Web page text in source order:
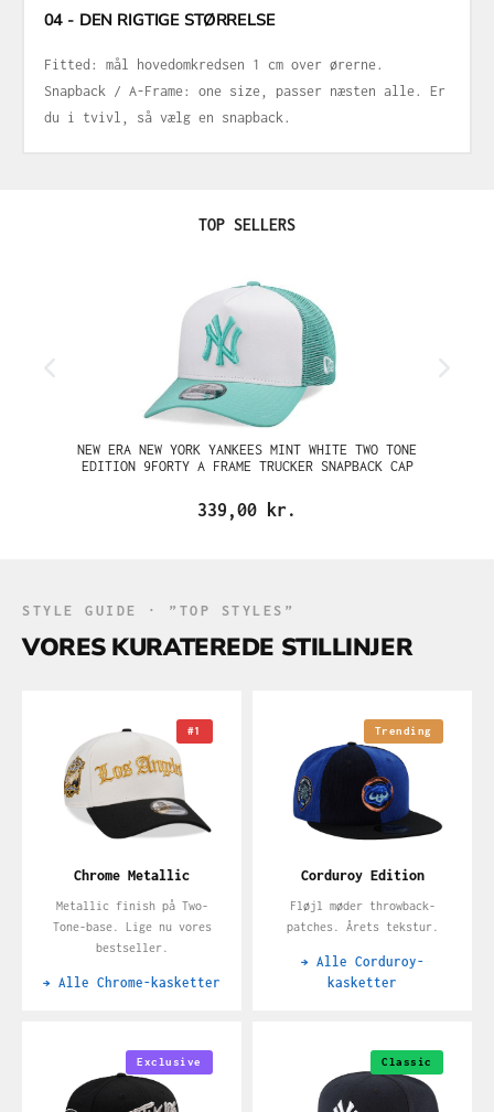
04 - DEN RIGTIGE STØRRELSE
Fitted: mål hovedomkredsen 1 cm over ørerne.
Snapback / A-Frame: one size, passer næsten alle. Er
du i tvivl, så vælg en snapback.
Spring produktgalleriet over
TOP SELLERS
NEW ERA NEW YORK YANKEES MINT WHITE TWO TONE
EDITION 9FORTY A FRAME TRUCKER SNAPBACK CAP
339,00 kr.
STYLE GUIDE · ”TOP STYLES”
VORES KURATEREDE STILLINJER
#1
Chrome Metallic
Metallic finish på Two-
Tone-base. Lige nu vores
bestseller.
→ Alle Chrome-kasketter
Trending
Corduroy Edition
Fløjl møder throwback-
patches. Årets tekstur.
→ Alle Corduroy-
kasketter
Exclusive Classic